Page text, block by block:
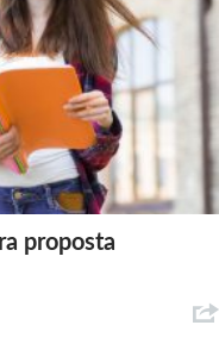
proposta